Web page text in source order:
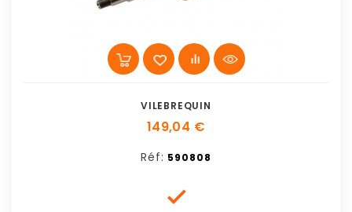
VILEBREQUIN
149,04 €
Réf: 590808
